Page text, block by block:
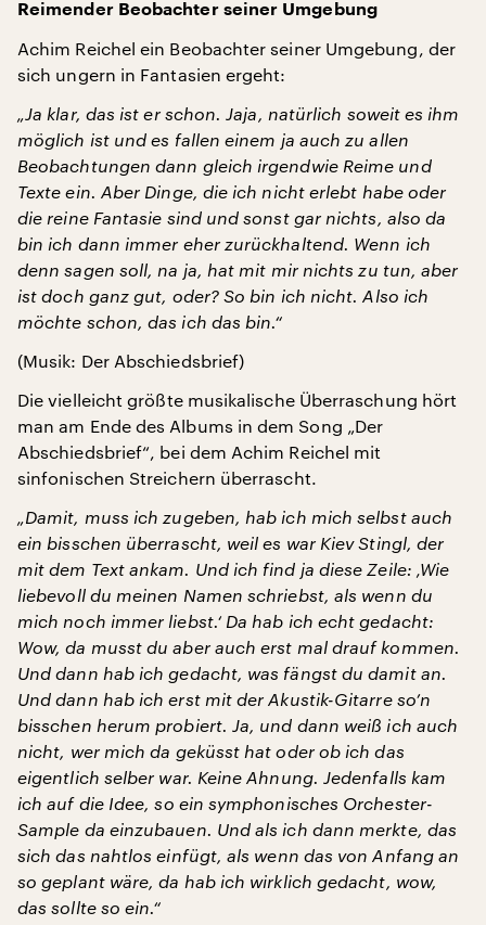
Reimender Beobachter seiner Umgebung
Achim Reichel ein Beobachter seiner Umgebung, der
sich ungern in Fantasien ergeht:
„Ja klar, das ist er schon. Jaja, natürlich soweit es ihm
möglich ist und es fallen einem ja auch zu allen
Beobachtungen dann gleich irgendwie Reime und
Texte ein. Aber Dinge, die ich nicht erlebt habe oder
die reine Fantasie sind und sonst gar nichts, also da
bin ich dann immer eher zurückhaltend. Wenn ich
denn sagen soll, na ja, hat mit mir nichts zu tun, aber
ist doch ganz gut, oder? So bin ich nicht. Also ich
möchte schon, das ich das bin.“
(Musik: Der Abschiedsbrief)
Die vielleicht größte musikalische Überraschung hört
man am Ende des Albums in dem Song „Der
Abschiedsbrief“, bei dem Achim Reichel mit
sinfonischen Streichern überrascht.
„Damit, muss ich zugeben, hab ich mich selbst auch
ein bisschen überrascht, weil es war Kiev Stingl, der
mit dem Text ankam. Und ich find ja diese Zeile: ‚Wie
liebevoll du meinen Namen schriebst, als wenn du
mich noch immer liebst.‘ Da hab ich echt gedacht:
Wow, da musst du aber auch erst mal drauf kommen.
Und dann hab ich gedacht, was fängst du damit an.
Und dann hab ich erst mit der Akustik-Gitarre so’n
bisschen herum probiert. Ja, und dann weiß ich auch
nicht, wer mich da geküsst hat oder ob ich das
eigentlich selber war. Keine Ahnung. Jedenfalls kam
ich auf die Idee, so ein symphonisches Orchester-
Sample da einzubauen. Und als ich dann merkte, das
sich das nahtlos einfügt, als wenn das von Anfang an
so geplant wäre, da hab ich wirklich gedacht, wow,
das sollte so ein.“